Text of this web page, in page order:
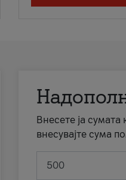
Внесете ја
внесувајте сума